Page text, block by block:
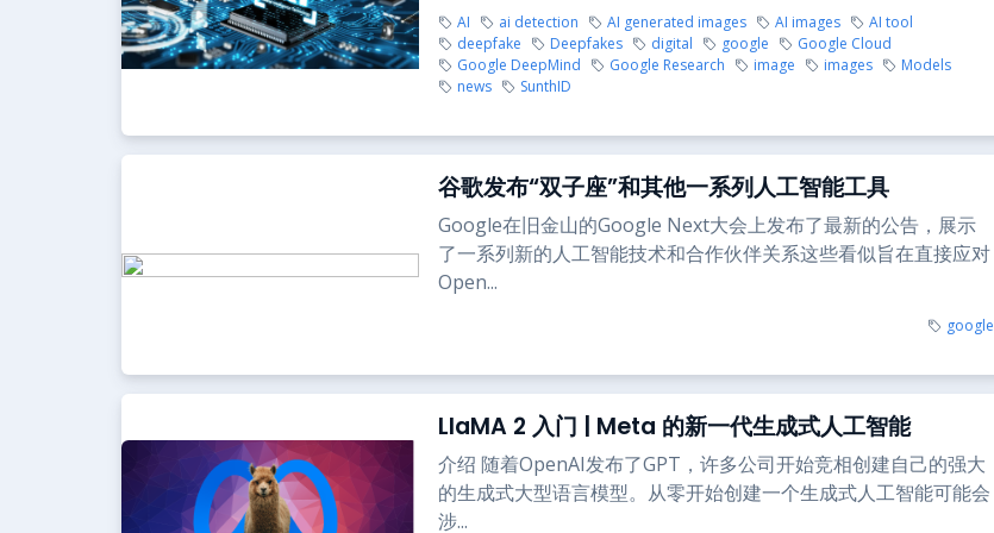
AI ai detection AI generated images AI images
AI tool
deepfake
Deepfakes digital google
Google Cloud
Google DeepMind
Google Research image images
Models
news
SunthID
谷歌发布“双子座”和其他一系列人工智能工具
Google在旧金山的Google Next大会上发布了最新的公告，展示
了一系列新的人工智能技术和合作伙伴关系这些看似旨在直接应对
Open...
google
LlaMA 2 入门 | Meta 的新一代生成式人工智能
介绍 随着OpenAI发布了GPT，许多公司开始竞相创建自己的强大
的生成式大型语言模型。从零开始创建一个生成式人工智能可能会
涉...